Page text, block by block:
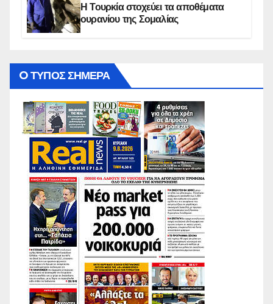
Η Τουρκία στοχεύει τα αποθέματα
ουρανίου της Σομαλίας
O ΤΥΠΟΣ ΣΗΜΕΡΑ